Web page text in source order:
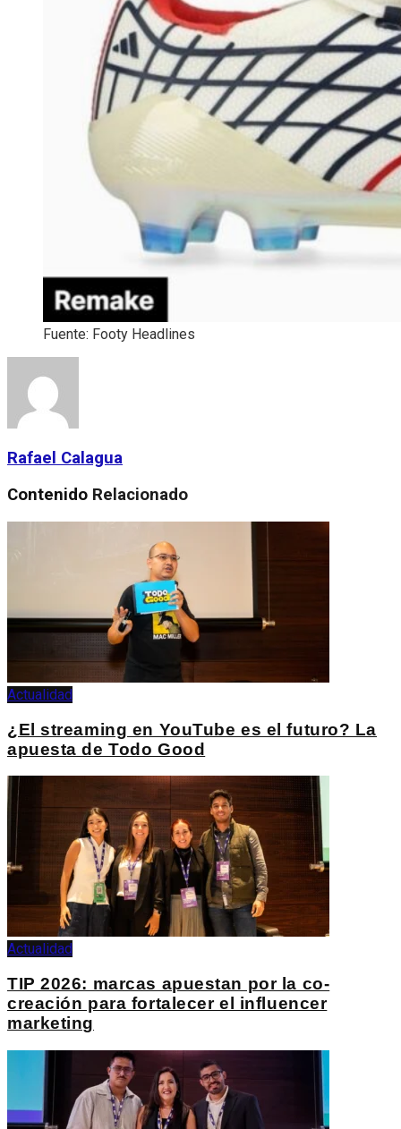
Fuente: Footy Headlines
Rafael Calagua
Contenido Relacionado
Actualidad
¿El streaming en YouTube es el futuro? La
apuesta de Todo Good
Actualidad
TIP 2026: marcas apuestan por la co-
creación para fortalecer el influencer
marketing